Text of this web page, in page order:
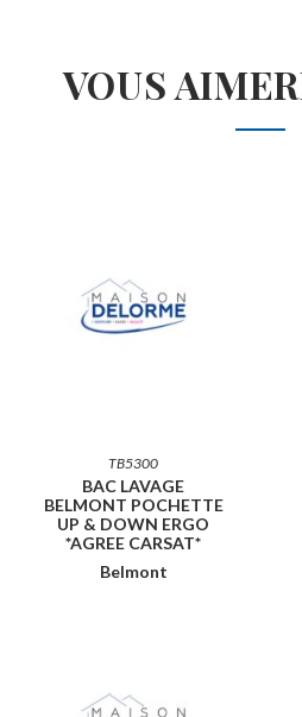
VOUS
TB5300
BAC LAVAGE
BELMONT POCHETTE
UP & DOWN ERGO
*AGREE CARSAT*
Belmont